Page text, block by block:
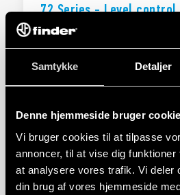
Samtykke Detaljer
Denne hjemmeside bruger
Vi bruger cookies til at tilpasse
annoncer, til at vise dig
at analysere vores trafik. Vi deler
din brug af vores hjemmeside
72 Series - Level
conductive liquids
72 Series - Devices for
levels selection guide -